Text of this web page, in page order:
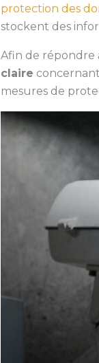
protection des
stockent des
Afin de répondre
claire
mesures de